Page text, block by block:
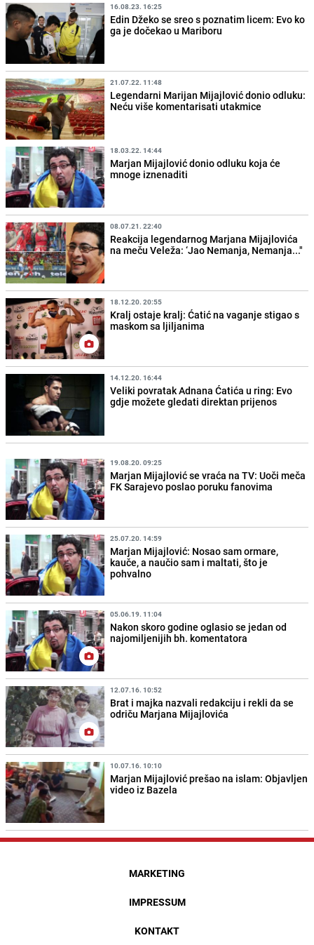
16.08.23. 16:25
Edin Džeko se sreo s poznatim licem: Evo ko
ga je dočekao u Mariboru
21.07.22. 11:48
Legendarni Marijan Mijajlović donio odluku:
Neću više komentarisati utakmice
18.03.22. 14:44
Marjan Mijajlović donio odluku koja će
mnoge iznenaditi
08.07.21. 22:40
Reakcija legendarnog Marjana Mijajlovića
na meču Veleža: ‘Jao Nemanja, Nemanja..."
18.12.20. 20:55
Kralj ostaje kralj: Ćatić na vaganje stigao s
maskom sa ljiljanima
14.12.20. 16:44
Veliki povratak Adnana Ćatića u ring: Evo
gdje možete gledati direktan prijenos
19.08.20. 09:25
Marjan Mijajlović se vraća na TV: Uoči meča
FK Sarajevo poslao poruku fanovima
25.07.20. 14:59
Marjan Mijajlović: Nosao sam ormare,
kauče, a naučio sam i maltati, što je
pohvalno
05.06.19. 11:04
Nakon skoro godine oglasio se jedan od
najomiljenijih bh. komentatora
12.07.16. 10:52
Brat i majka nazvali redakciju i rekli da se
odriču Marjana Mijajlovića
10.07.16. 10:10
Marjan Mijajlović prešao na islam: Objavljen
video iz Bazela
MARKETING
IMPRESSUM
KONTAKT